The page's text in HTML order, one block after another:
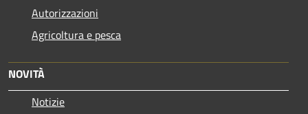
Autorizzazioni
Agricoltura e pesca
NOVITÀ
Notizie